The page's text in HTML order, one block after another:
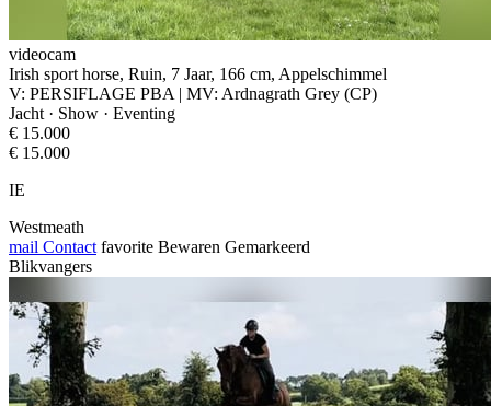
videocam
Irish sport horse, Ruin, 7 Jaar, 166 cm, Appelschimmel
V: PERSIFLAGE PBA | MV: Ardnagrath Grey (CP)
Jacht · Show · Eventing
€ 15.000
€ 15.000
IE
Westmeath
mail Contact favorite Bewaren Gemarkeerd
Blikvangers